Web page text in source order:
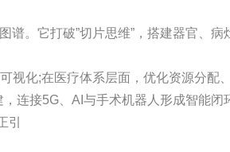
谱。它打破”切片思维”，搭建器官、
化;在医疗体系层面，优化资源分配、
连接5G、AI与手术机器人形成智能
引